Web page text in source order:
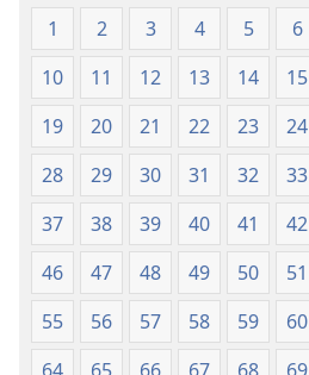
1 2 3 4 5 6
10
11 12 13 14 15
19
20 21 22 23 24
28
29 30 31 32 33
37
38 39 40 41 42
46
47 48 49 50 51
55
56 57 58 59 60